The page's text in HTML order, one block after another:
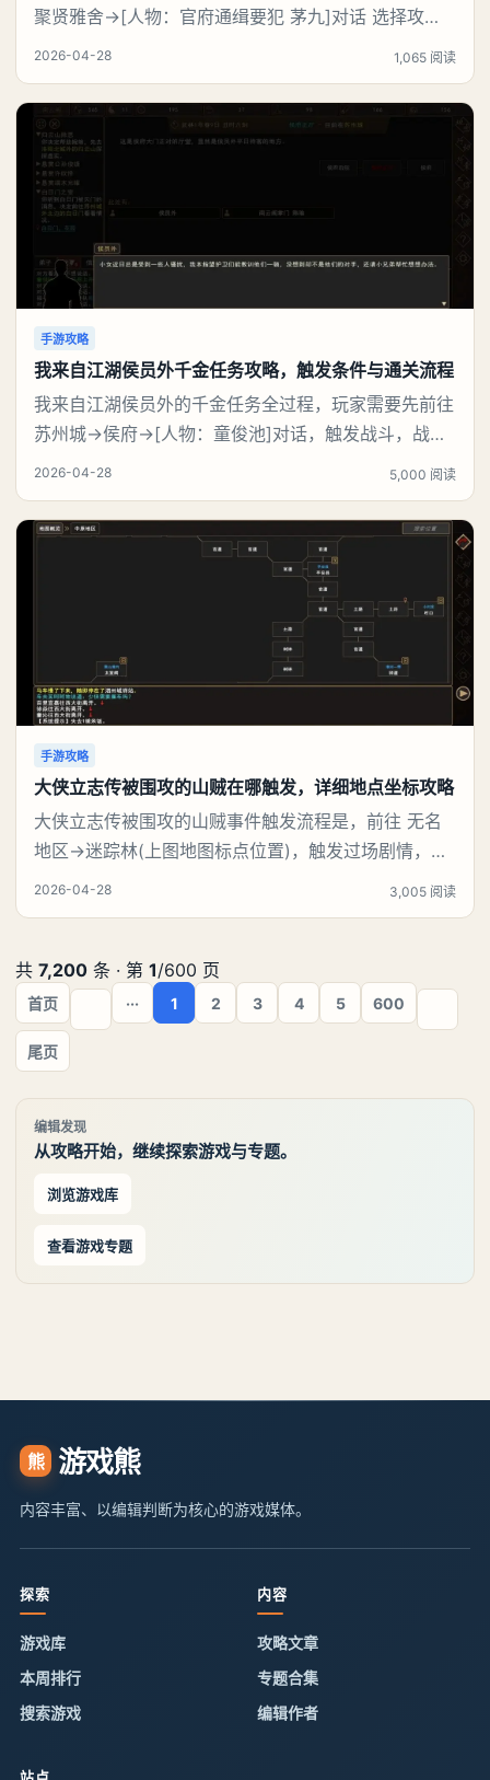
聚贤雅舍→[人物：官府通缉要犯 茅九]对话 选择攻
击，触发战斗，完成任务【史进、茅九】后可获得：
捕首领 史进]好感度提升至25%、(4)[云龙棍法※书籍/
武学书籍]×1。《我来自江湖》史进、茅九任务图文流
程：【史进、茅九】任务
2026-04-28 1,065 阅读
手游攻略
我来自江湖侯员外千金任务攻略，触发条件与通关流程
我来自江湖侯员外的千金任务全过程，玩家需要先前往
苏州城→侯府→[人物：童俊池]对话，触发战斗，战斗
胜利后，回到 苏州城→侯府→侯府正厅→[人物：侯员
续往下攻略。《我来自江湖》侯员外的千金任务攻略：
一、【侯员外的千金】任务领取地点：苏州城→侯府→
侯府正厅→[人物：侯员外]对话。侯员外的请求二
2026-04-28 5,000 阅读
手游攻略
大侠立志传被围攻的山贼在哪触发，详细地点坐标攻略
大侠立志传被围攻的山贼事件触发流程是，前往 无名
地区→迷踪林(上图地图标点位置)，触发过场剧情，选
择：“不能见死不救……”，触发战斗(需要打4只野猪)，
侠立志传》被围攻的山贼事件触发地点：【被围攻的山
贼】事件触发地点：无名地区-迷踪林(地图所示
2026-04-28 3,005 阅读
共 7,200 条 · 第 1/600 页
首页 ··· 1 2 3 4 5 600
尾页
编辑发现
从攻略开始，继续探索游戏与专题。
浏览游戏库
查看游戏专题
熊 游戏熊
内容丰富、以编辑判断为核心的游戏媒体。
探索
游戏库
本周排行
搜索游戏
内容
攻略文章
专题合集
编辑作者